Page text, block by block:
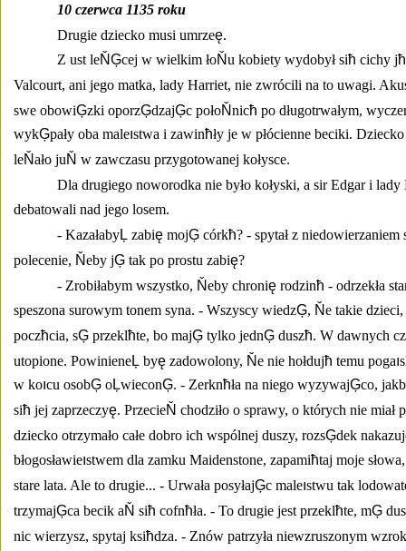
10 czerwca 1135 roku
Drugie dziecko musi umrzeę.
Z ust leŇĢcej w wielkim łoŇu kobiety wydobył siħ cichy jħ
Valcourt, ani jego matka, lady Harriet, nie zwrócili na to uwagi.
swe obowiĢzki oporzĢdzajĢc połoŇnicħ po długotrwałym,
wykĢpały oba maleıstwa i zawinħły je w płócienne beciki.
leŇało juŇ w zawczasu przygotowanej kołysce.
Dla drugiego noworodka nie było kołyski, a sir Edgar i lady
debatowali nad jego losem.
- KazałabyĻ zabię mojĢ córkħ? - spytał z niedowierzaniem
polecenie, Ňeby jĢ tak po prostu zabię?
- Zrobiłabym wszystko, Ňeby chronię rodzinħ - odrzekła
speszona surowym tonem syna. - Wszyscy wiedzĢ, Ňe takie
poczħcia, sĢ przeklħte, bo majĢ tylko jednĢ duszħ. W dawnych
utopione. PowinieneĻ byę zadowolony, Ňe nie hołdujħ temu pogaı
w koıcu osobĢ oĻwieconĢ. - Zerknħła na niego wyzywajĢco,
siħ jej zaprzeczyę. PrzecieŇ chodziło o sprawy, o których nie miał
dziecko otrzymało całe dobro ich wspólnej duszy, rozsĢdek
błogosławieıstwem dla zamku Maidenstone, zapamiħtaj moje
stare lata. Ale to drugie... - Urwała posyłajĢc maleıstwu tak
trzymajĢca becik aŇ siħ cofnħła. - To drugie jest przeklħte, mĢ
nic wierzysz, spytaj ksiħdza. - Znów patrzyła niewzruszonym